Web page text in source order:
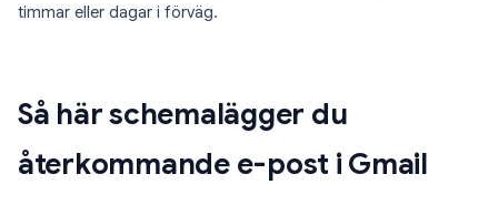
timmar eller dagar i förväg.
Så här schemalägger du
återkommande e-post i Gmail